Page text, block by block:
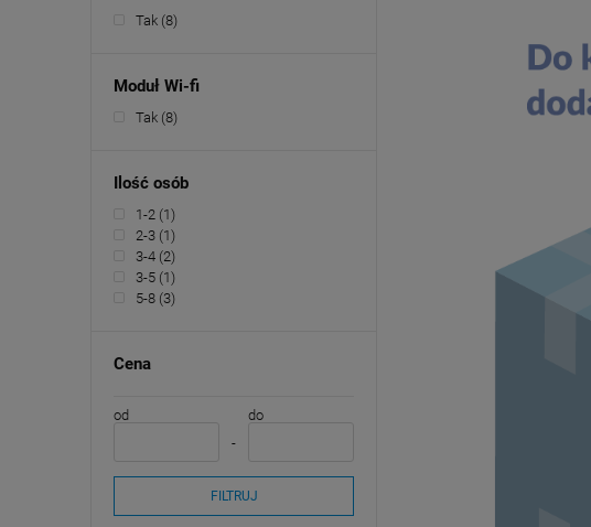
Tak (8)
Moduł Wi-fi
Tak (8)
Ilość osób
1-2 (1)
2-3 (1)
3-4 (2)
3-5 (1)
5-8 (3)
Cena
od do
FILTRUJ